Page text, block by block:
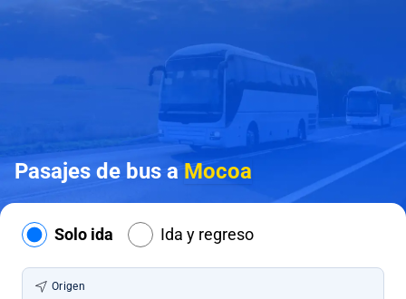
Pasajes de bus aMocoa
Solo ida Ida y regreso
Origen